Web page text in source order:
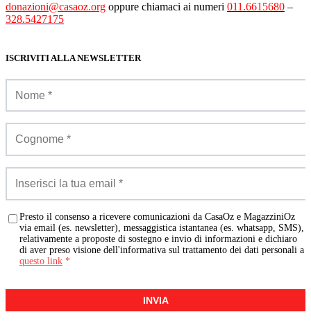
donazioni@casaoz.org oppure chiamaci ai numeri 011.6615680 –
328.5427175
ISCRIVITI ALLA NEWSLETTER
Presto il consenso a ricevere comunicazioni da CasaOz e MagazziniOz
via email (es. newsletter), messaggistica istantanea (es. whatsapp, SMS),
relativamente a proposte di sostegno e invio di informazioni e dichiaro
di aver preso visione dell'informativa sul trattamento dei dati personali a
questo link *
INVIA